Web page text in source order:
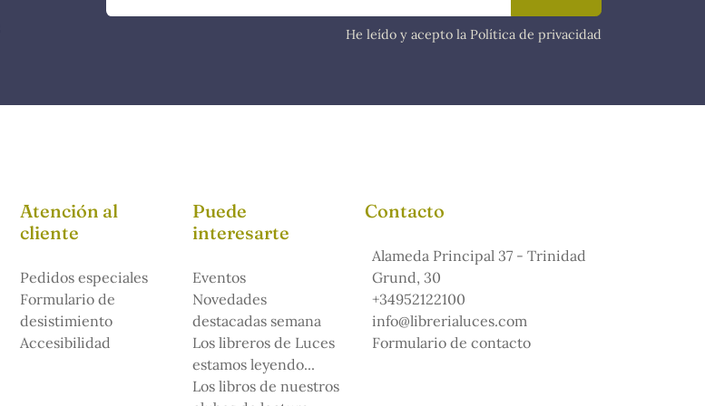
He leído y acepto la Política de privacidad
Atención al
cliente
Pedidos especiales
Formulario de
desistimiento
Accesibilidad
Puede
interesarte
Eventos
Novedades
destacadas semana
Los libreros de Luces
estamos leyendo...
Los libros de nuestros
Contacto
Alameda Principal 37 - Trinidad
Grund, 30
+34952122100
info@librerialuces.com
Formulario de contacto